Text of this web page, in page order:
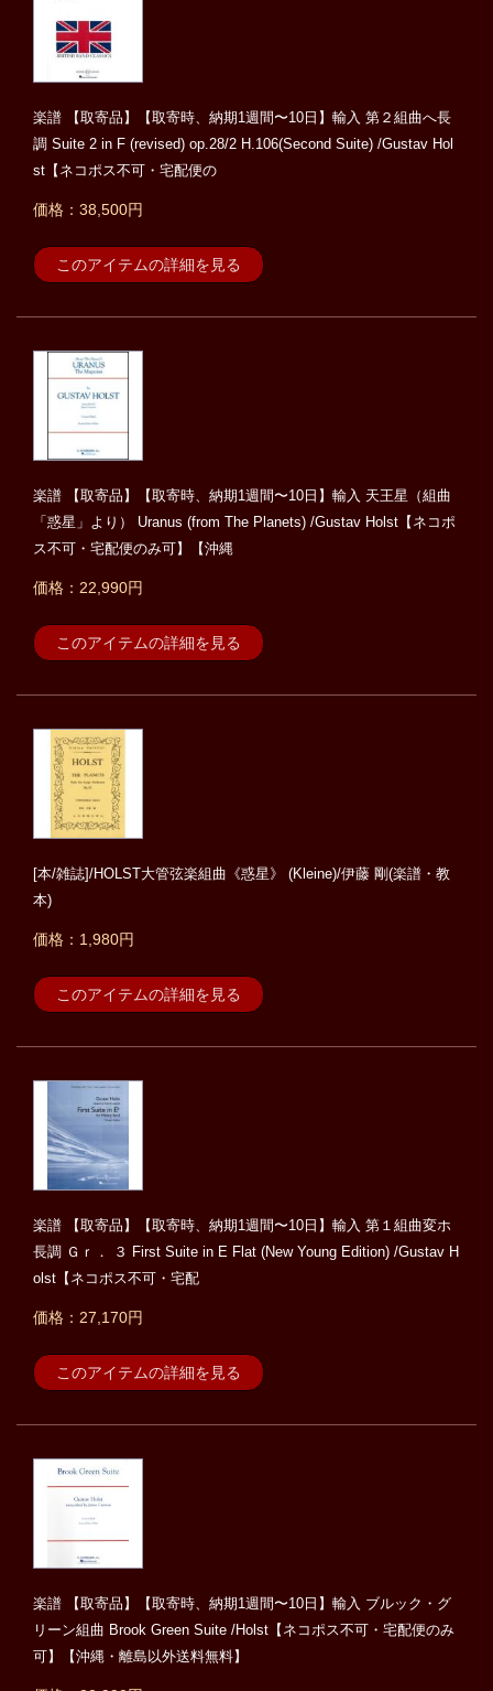
楽譜 【取寄品】【取寄時、納期1週間〜10日】輸入 第２組曲へ長
調 Suite 2 in F (revised) op.28/2 H.106(Second Suite) /Gustav Hol
st【ネコポス不可・宅配便の
価格：38,500円
このアイテムの詳細を見る
楽譜 【取寄品】【取寄時、納期1週間〜10日】輸入 天王星（組曲
「惑星」より） Uranus (from The Planets) /Gustav Holst【ネコポ
ス不可・宅配便のみ可】【沖縄
価格：22,990円
このアイテムの詳細を見る
[本/雑誌]/HOLST大管弦楽組曲《惑星》 (Kleine)/伊藤 剛(楽譜・教
本)
価格：1,980円
このアイテムの詳細を見る
楽譜 【取寄品】【取寄時、納期1週間〜10日】輸入 第１組曲変ホ
長調 Ｇｒ． ３ First Suite in E Flat (New Young Edition) /Gustav H
olst【ネコポス不可・宅配
価格：27,170円
このアイテムの詳細を見る
楽譜 【取寄品】【取寄時、納期1週間〜10日】輸入 ブルック・グ
リーン組曲 Brook Green Suite /Holst【ネコポス不可・宅配便のみ
可】【沖縄・離島以外送料無料】